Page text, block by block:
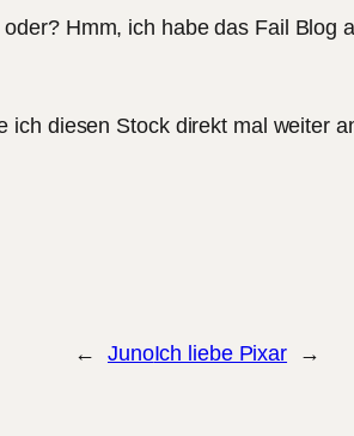
Hmm, ich habe das Fail
diesen Stock direkt mal weiter
← JunoIch liebe Pixar →